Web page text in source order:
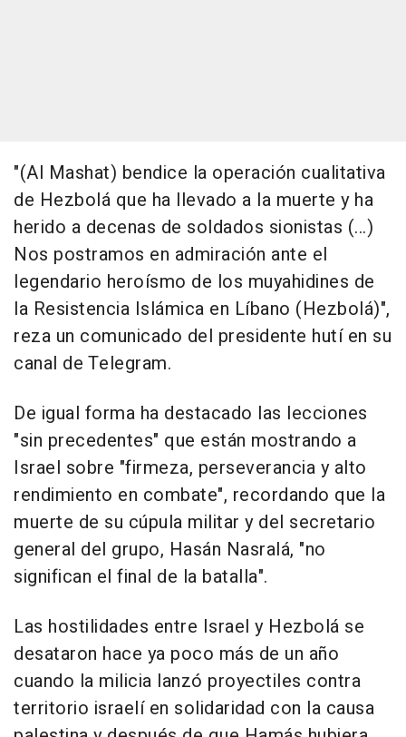
"(Al Mashat) bendice la operación cualitativa
de Hezbolá que ha llevado a la muerte y ha
herido a decenas de soldados sionistas (...)
Nos postramos en admiración ante el
legendario heroísmo de los muyahidines de
la Resistencia Islámica en Líbano (Hezbolá)",
reza un comunicado del presidente hutí en su
canal de Telegram.
De igual forma ha destacado las lecciones
"sin precedentes" que están mostrando a
Israel sobre "firmeza, perseverancia y alto
rendimiento en combate", recordando que la
muerte de su cúpula militar y del secretario
general del grupo, Hasán Nasralá, "no
significan el final de la batalla".
Las hostilidades entre Israel y Hezbolá se
desataron hace ya poco más de un año
cuando la milicia lanzó proyectiles contra
territorio israelí en solidaridad con la causa